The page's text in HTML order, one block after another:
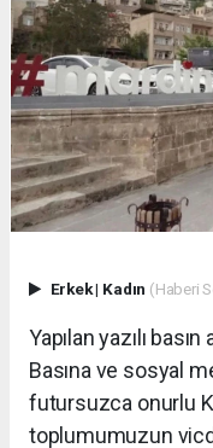
Erkek| Kadın (Haberi
Yapılan yazılı
Basına ve sosyal
futursuzca onurlu
toplumumuzun